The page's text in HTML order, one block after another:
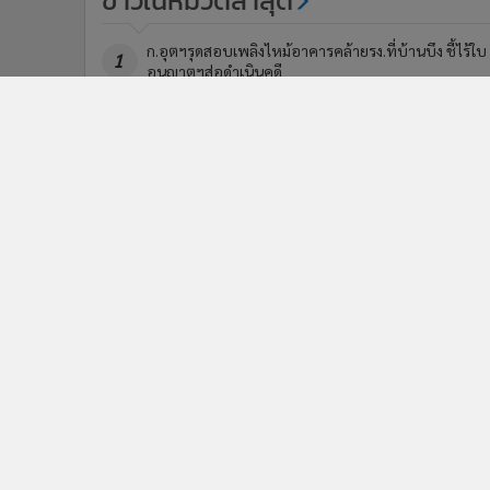
1
ก.อุตฯรุดสอบเพลิงไหม้อาคารคล้ายรง.ที่บ้านบึง ชี้ไร้ใบ
อนุญาตฯส่อดำเนินคดี